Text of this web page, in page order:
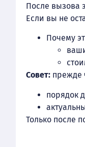
После вызова
Если вы не
Почему
Совет: прежде
порядок
Только после